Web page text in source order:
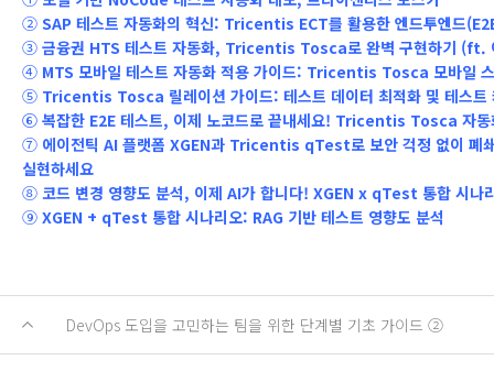
② SAP 테스트 자동화의 혁신: Tricentis ECT를 활용한 엔드투엔드
③ 금융권 HTS 테스트 자동화, Tricentis Tosca로 완벽 구현하기 (ft.
④ MTS 모바일 테스트 자동화 적용 가이드: Tricentis Tosca 모바일
⑤ Tricentis Tosca 릴레이션 가이드: 테스트 데이터 최적화 및 테스트
⑥ 복잡한 E2E 테스트, 이제 노코드로 끝내세요! Tricentis Tosca 자동
⑦ 에이전틱 AI 플랫폼 XGEN과 Tricentis qTest로 보안 걱정 없이 폐
실현하세요
⑧ 코드 변경 영향도 분석, 이제 AI가 합니다! XGEN x qTest 통합 시나
⑨ XGEN + qTest 통합 시나리오: RAG 기반 테스트 영향도 분석
DevOps 도입을 고민하는 팀을 위한 단계별 기초 가이드 ②